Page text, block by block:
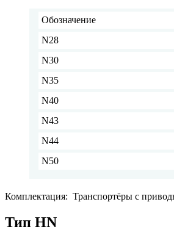
Обозначение
N28
N30
N35
N40
N43
N44
N50
Комплектация: Транспортёры с
Тип HN